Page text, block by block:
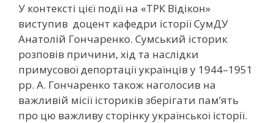
У контексті цієї події на «ТРК Відікон»
виступив доцент кафедри історії СумДУ
Анатолій Гончаренко. Сумський історик
розповів причини, хід та наслідки
примусової депортації українців у 1944–1951
рр. А. Гончаренко також наголосив на
важливій місії істориків зберігати пам’ять
про цю важливу сторінку української історії.